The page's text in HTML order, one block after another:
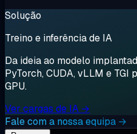
Solução
Treino e inferência de IA
Da ideia ao modelo
PyTorch, CUDA, vLLM e TGI
GPU.
Ver cargas de IA →
Fale com a nossa equipa →